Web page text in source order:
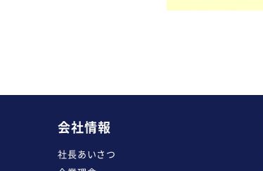
会社情報
社長あいさつ